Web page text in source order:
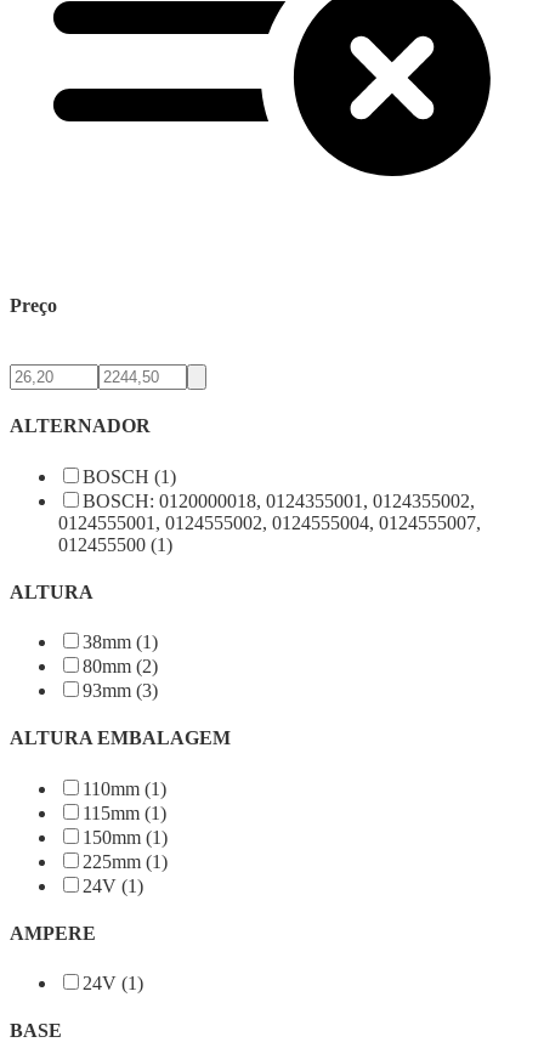
Preço
ALTERNADOR
BOSCH (1)
BOSCH: 0120000018, 0124355001, 0124355002,
0124555001, 0124555002, 0124555004, 0124555007,
012455500 (1)
ALTURA
38mm (1)
80mm (2)
93mm (3)
ALTURA EMBALAGEM
110mm (1)
115mm (1)
150mm (1)
225mm (1)
24V (1)
AMPERE
24V (1)
BASE